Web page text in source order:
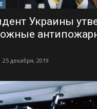
Украины
25 декабря, 2019